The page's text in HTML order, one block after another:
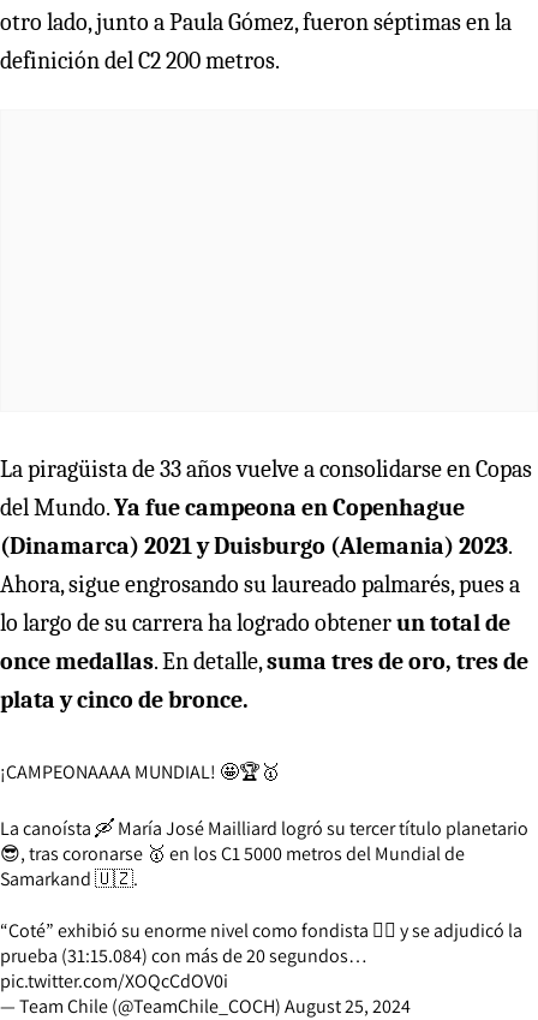
otro lado, junto a Paula Gómez, fueron séptimas en la
definición del C2 200 metros.
La piragüista de 33 años vuelve a consolidarse en Copas
del Mundo.Ya fue campeona en Copenhague
(Dinamarca) 2021 y Duisburgo (Alemania) 2023.
Ahora, sigue engrosando su laureado palmarés, pues a
lo largo de su carrera ha logrado obtenerun total de
once medallas. En detalle,suma tres de oro, tres de
plata y cinco de bronce.
¡CAMPEONAAAA MUNDIAL! 🤩🏆🥇
La canoísta 🛶 María José Mailliard logró su tercer título planetario
😎, tras coronarse 🥇 en los C1 5000 metros del Mundial de
Samarkand 🇺🇿.
“Coté” exhibió su enorme nivel como fondista 😮‍💨 y se adjudicó la
prueba (31:15.084) con más de 20 segundos…
pic.twitter.com/XOQcCdOV0i
— Team Chile (@TeamChile_COCH)August 25, 2024